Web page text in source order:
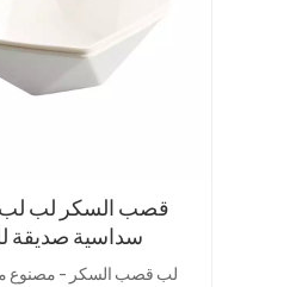
قصب السكر لب
سداسية صديقة
لب قصب السكر - مصنوع